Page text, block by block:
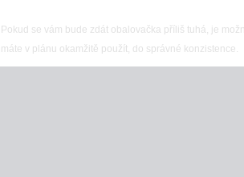
Pokud se vám bude zdát obalovačka příliš tuhá, je
máte v plánu okamžitě použít, do správné konzistence.